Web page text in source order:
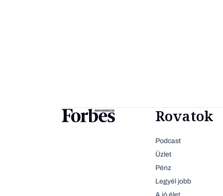
Rovatok
Podcast
Üzlet
Pénz
Legyél jobb